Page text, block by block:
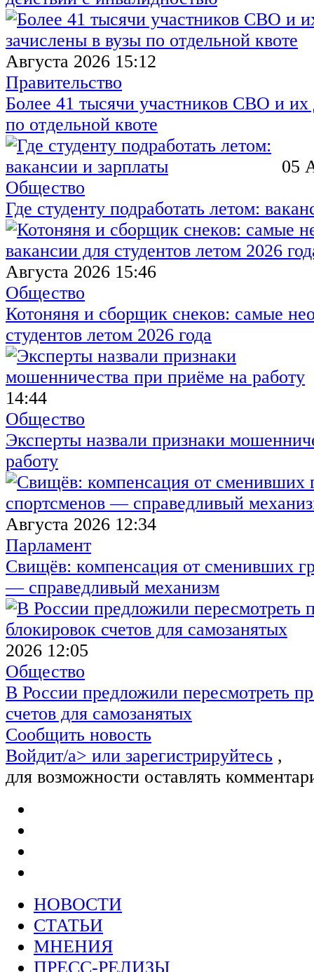
Августа 2026 15:12
Правительство
Более 41 тысячи участников СВО и их
по отдельной квоте
05
Общество
Где студенту подработать летом:
Августа 2026 15:46
Общество
Котоняня и сборщик снеков: самые
студентов летом 2026 года
14:44
Общество
Эксперты назвали признаки
работу
Августа 2026 12:34
Парламент
Свищёв: компенсация от сменивших
— справедливый механизм
2026 12:05
Общество
В России предложили пересмотреть
счетов для самозанятых
Сообщить новость
Войдит/a> или зарегистрируйтесь ,
для возможности оставлять
НОВОСТИ
СТАТЬИ
МНЕНИЯ
ПРЕСС-РЕЛИЗЫ